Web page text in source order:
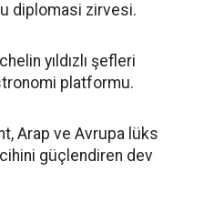
diplomasi zirvesi.
yıldızlı şefleri
platformu.
Arap ve Avrupa lüks
güçlendiren dev